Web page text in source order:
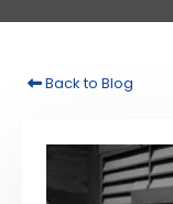
Back to Blog